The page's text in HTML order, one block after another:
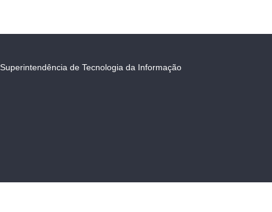
Superintendência de Tecnologia da Informação